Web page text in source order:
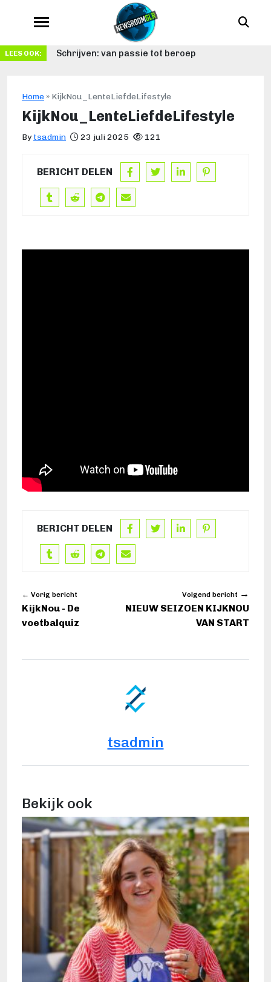
LEES OOK: Schrijven: van passie tot beroep
Home » KijkNou_LenteLiefdeLifestyle
KijkNou_LenteLiefdeLifestyle
Bytsadmin 23 juli 2025 121
BERICHT DELEN
BERICHT DELEN
← Vorig bericht
KijkNou - De
voetbalquiz
Volgend bericht →
NIEUW SEIZOEN KIJKNOU
VAN START
tsadmin
Bekijk ook